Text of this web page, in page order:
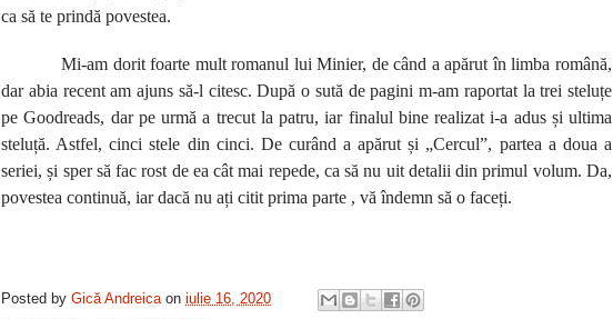
ca să te prindă povestea.
Mi-am dorit foarte mult romanul lui Minier, de când a apărut în limba română,
dar abia recent am ajuns să-l citesc. După o sută de pagini m-am raportat la trei steluțe
pe Goodreads, dar pe urmă a trecut la patru, iar finalul bine realizat i-a adus și ultima
steluță. Astfel, cinci stele din cinci. De curând a apărut și „Cercul”, partea a doua a
seriei, și sper să fac rost de ea cât mai repede, ca să nu uit detalii din primul volum. Da,
povestea continuă, iar dacă nu ați citit prima parte , vă îndemn să o faceți.
Posted by Gică Andreica on iulie 16, 2020